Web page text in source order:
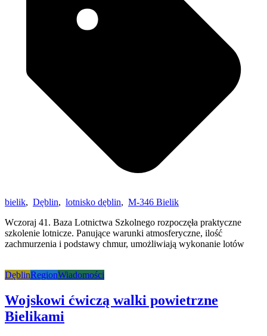
bielik, Dęblin, lotnisko dęblin, M-346 Bielik
Wczoraj 41. Baza Lotnictwa Szkolnego rozpoczęła praktyczne
szkolenie lotnicze. Panujące warunki atmosferyczne, ilość
zachmurzenia i podstawy chmur, umożliwiają wykonanie lotów
DęblinRegionWiadomości
Wojskowi ćwiczą walki powietrzne
Bielikami